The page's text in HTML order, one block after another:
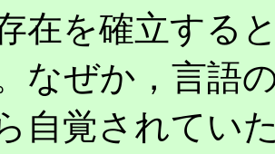
在を確立する
なぜか，言語
自覚されてい